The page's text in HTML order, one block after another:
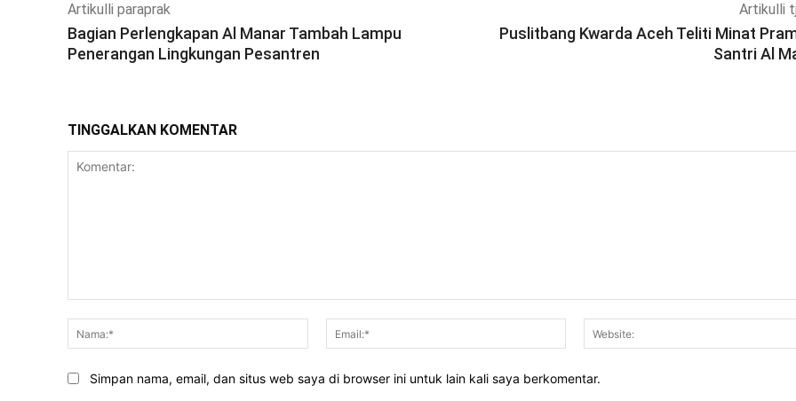
Artikulli paraprak
Bagian Perlengkapan Al Manar Tambah Lampu
Penerangan Lingkungan Pesantren
Artikulli
Puslitbang Kwarda Aceh Teliti Minat
Santri Al
TINGGALKAN KOMENTAR
Nama:*
Email:*
Simpan nama, email, dan situs web saya di browser ini untuk lain kali saya berkomentar.